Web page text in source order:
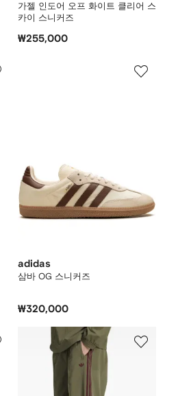
가젤 인도어 오프 화이트 클리어 스
카이 스니커즈
₩255,000
adidas
삼바 OG 스니커즈
₩320,000